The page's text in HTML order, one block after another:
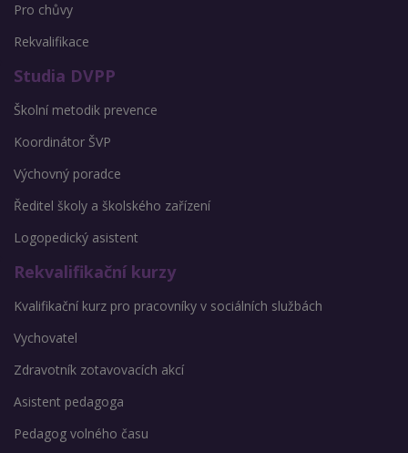
Pro chůvy
Rekvalifikace
Studia DVPP
Školní metodik prevence
Koordinátor ŠVP
Výchovný poradce
Ředitel školy a školského zařízení
Logopedický asistent
Rekvalifikační kurzy
Kvalifikační kurz pro pracovníky v sociálních službách
Vychovatel
Zdravotník zotavovacích akcí
Asistent pedagoga
Pedagog volného času